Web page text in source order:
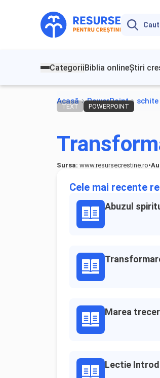
CategoriiBiblia onlineȘtiri
Acasă PowerPoint
TEXT POWERPOINT
Sursa: www.resursecrestine.ro•
Cele mai recente
Abuzul
Marea
Lectie